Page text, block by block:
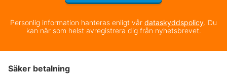
Personlig information hanteras enligt vår dataskyddspolicy. Du
kan när som helst avregistrera dig från nyhetsbrevet.
Säker betalning